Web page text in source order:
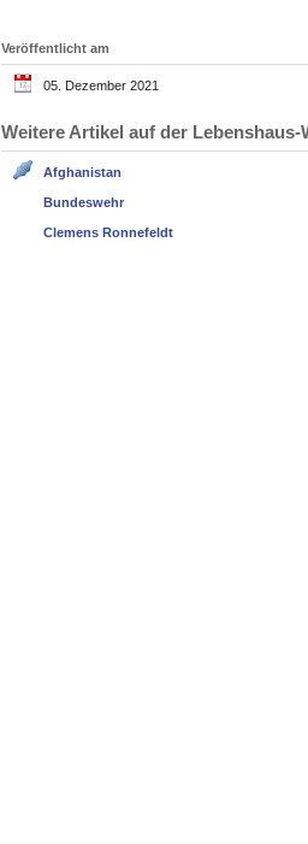
Veröffentlicht am
05. Dezember 2021
Weitere Artikel auf der
Afghanistan
Bundeswehr
Clemens Ronnefeldt